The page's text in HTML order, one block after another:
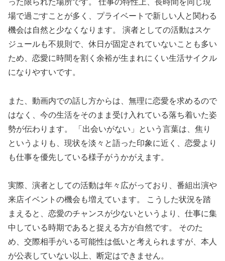
場で過ごすことが多く、プライベートで新しい人と関わる
機会は自然と少なくなります。 演者としての活動はスケ
ジュールも不規則で、休日が固定されていないことも多い
ため、恋愛に時間を割く余裕が生まれにくい生活サイクル
になりやすいです。
また、動画内での話し方からは、無理に恋愛を求めるので
はなく、今の生活をそのまま受け入れている落ち着いた姿
勢が伝わります。 「出会いがない」という言葉は、焦り
というよりも、現状を淡々と語った印象に近く、恋愛より
も仕事を優先している様子がうかがえます。
実際、演者としての活動は年々広がっており、番組出演や
来店イベントの機会も増えています。 こうした状況を踏
まえると、恋愛のチャンスが少ないというより、仕事に集
中している時期であると捉える方が自然です。 そのた
め、交際相手がいる可能性は低いと考えられますが、本人
が公表していない以上、断定はできません。